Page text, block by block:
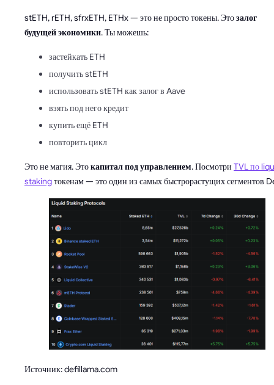
stETH, rETH, sfrxETH, ETHx — это не просто токены. Этозалог
будущей экономики. Ты можешь:
застейкать ETH
получить stETH
использовать stETH как залог в Aave
взять под него кредит
купить ещё ETH
повторить цикл
Это не магия. Этокапитал под управлением. Посмотри TVL по
stakingтокенам — это один из самых быстрорастущих сегментов
Источник: defillama.com